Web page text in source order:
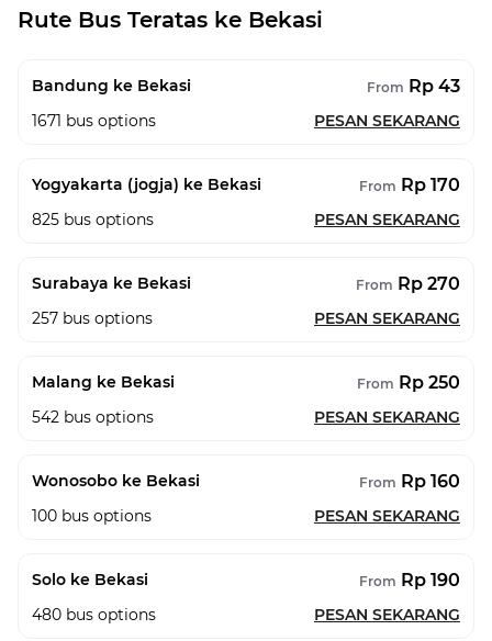
Rute Bus Teratas ke Bekasi
Bandung ke Bekasi From Rp 43
1671 bus options PESAN SEKARANG
Yogyakarta (jogja) ke Bekasi From Rp 170
825 bus options PESAN SEKARANG
Surabaya ke Bekasi From Rp 270
257 bus options PESAN SEKARANG
Malang ke Bekasi From Rp 250
542 bus options PESAN SEKARANG
Wonosobo ke Bekasi From Rp 160
100 bus options PESAN SEKARANG
Solo ke Bekasi From Rp 190
480 bus options PESAN SEKARANG